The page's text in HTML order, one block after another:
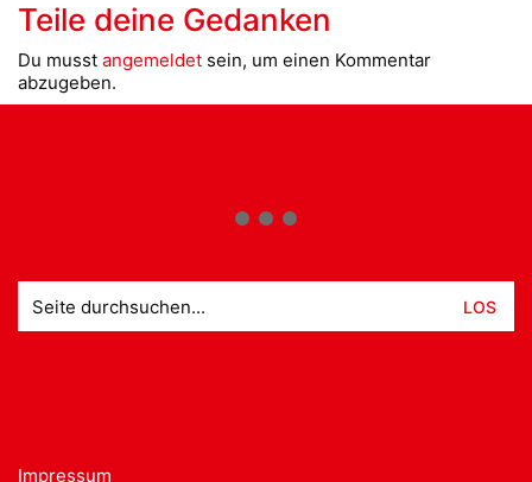
Teile deine Gedanken
Du musst angemeldet sein, um einen Kommentar
abzugeben.
nach:
Impressum